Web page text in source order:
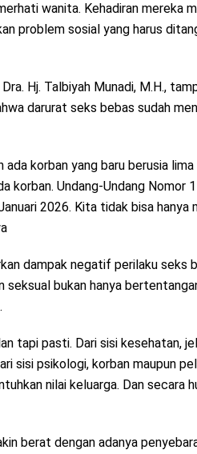
wanita. Kehadiran mereka
problem sosial yang harus
Hj. Talbiyah Munadi, M.H.,
darurat seks bebas sudah
korban yang baru berusia lima
korban. Undang-Undang Nomor
2026. Kita tidak bisa hanya
dampak negatif perilaku seks
seksual bukan hanya
tapi pasti. Dari sisi kesehatan,
sisi psikologi, korban maupun
nilai keluarga. Dan secara
berat dengan adanya